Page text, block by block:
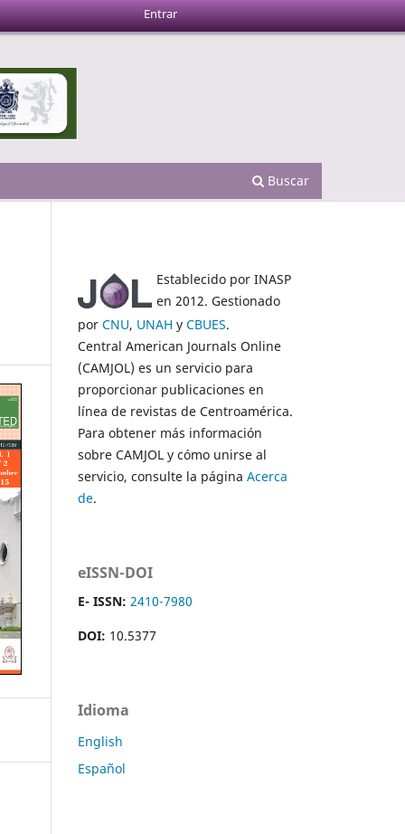
Buscar
Entrar
Establecido por INASP
en 2012. Gestionado
por CNU, UNAH y CBUES.
Central American Journals Online
(CAMJOL) es un servicio para
proporcionar publicaciones en
línea de revistas de Centroamérica.
Para obtener más información
sobre CAMJOL y cómo unirse al
servicio, consulte la página Acerca
de.
eISSN-DOI
E- ISSN: 2410-7980
DOI: 10.5377
Idioma
English
Español